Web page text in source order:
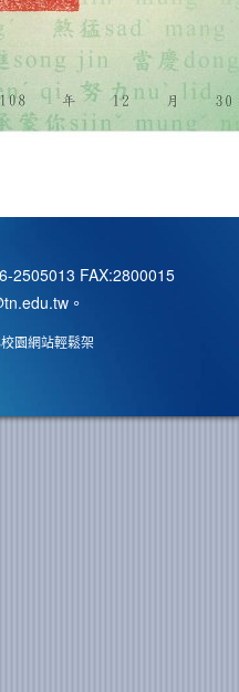
2505013 FAX:2800015
。
園網站輕鬆架